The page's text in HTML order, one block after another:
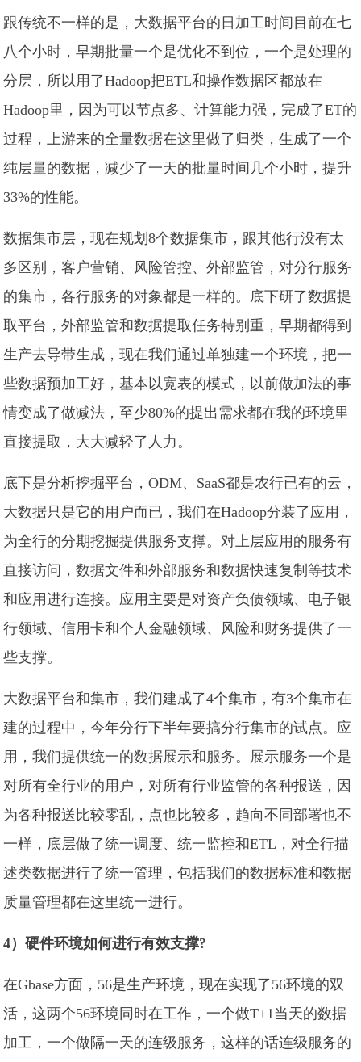
跟传统不一样的是，大数据平台的日加工时间目前在七
八个小时，早期批量一个是优化不到位，一个是处理的
分层，所以用了Hadoop把ETL和操作数据区都放在
Hadoop里，因为可以节点多、计算能力强，完成了ET的
过程，上游来的全量数据在这里做了归类，生成了一个
纯层量的数据，减少了一天的批量时间几个小时，提升
33%的性能。
数据集市层，现在规划8个数据集市，跟其他行没有太
多区别，客户营销、风险管控、外部监管，对分行服务
的集市，各行服务的对象都是一样的。底下研了数据提
取平台，外部监管和数据提取任务特别重，早期都得到
生产去导带生成，现在我们通过单独建一个环境，把一
些数据预加工好，基本以宽表的模式，以前做加法的事
情变成了做减法，至少80%的提出需求都在我的环境里
直接提取，大大减轻了人力。
底下是分析挖掘平台，ODM、SaaS都是农行已有的云，
大数据只是它的用户而已，我们在Hadoop分装了应用，
为全行的分期挖掘提供服务支撑。对上层应用的服务有
直接访问，数据文件和外部服务和数据快速复制等技术
和应用进行连接。应用主要是对资产负债领域、电子银
行领域、信用卡和个人金融领域、风险和财务提供了一
些支撑。
大数据平台和集市，我们建成了4个集市，有3个集市在
建的过程中，今年分行下半年要搞分行集市的试点。应
用，我们提供统一的数据展示和服务。展示服务一个是
对所有全行业的用户，对所有行业监管的各种报送，因
为各种报送比较零乱，点也比较多，趋向不同部署也不
一样，底层做了统一调度、统一监控和ETL，对全行描
述类数据进行了统一管理，包括我们的数据标准和数据
质量管理都在这里统一进行。
4）硬件环境如何进行有效支撑?
在Gbase方面，56是生产环境，现在实现了56环境的双
活，这两个56环境同时在工作，一个做T+1当天的数据
加工，一个做隔一天的连级服务，这样的话连级服务的